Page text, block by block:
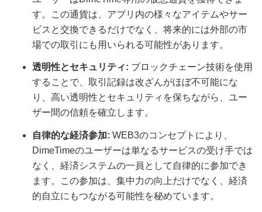
す。この通貨は、アプリ内の様々なアイテムやサー
ビスと交換できるだけでなく、将来的には外部の市
場での取引にも用いられる可能性があります。
透明性とセキュリティ: ブロックチェーン技術を使用
することで、取引記録は改ざんがほぼ不可能にな
り、高い透明性とセキュリティを保ちながら、ユー
ザー間の信頼を確立します。
自律的な経済参加: WEB3のコンセプトにより、
DimeTimeのユーザーは単なるサービスの受け手では
なく、経済システムの一員として自律的に参加でき
ます。この参加は、集中力の向上だけでなく、経済
的自立にもつながる可能性を秘めています。